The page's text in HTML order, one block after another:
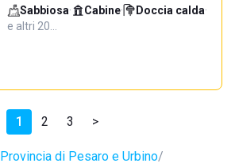
Sabbiosa· Cabine· Doccia calda·
e altri 20…
1 2 3 >
Provincia di Pesaro e Urbino